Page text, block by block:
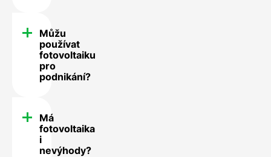
Můžu
používat
fotovoltaiku
pro
podnikání?
Má
fotovoltaika
i
nevýhody?